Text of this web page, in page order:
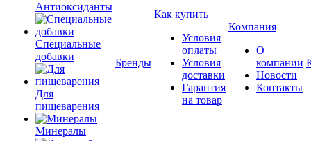
Антиоксиданты
Специальные
добавки
Для
пищеварения
Минералы
Бренды
Как купить
Условия
оплаты
Условия
доставки
Гарантия
на товар
Компания
О
компании
Новости
Контакты